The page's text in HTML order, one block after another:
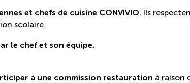
et chefs de cuisine CONVIVIO. Ils
scolaire.
le chef et son équipe.
à une commission restauration à raison